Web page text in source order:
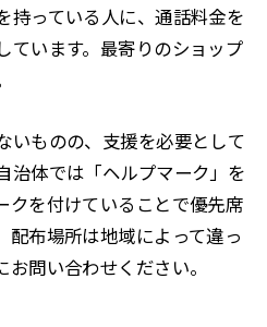
持っている人に、通話料金を
ています。最寄りのショップ
いものの、支援を必要として
治体では「ヘルプマーク」を
クを付けていることで優先席
配布場所は地域によって違っ
問い合わせください。